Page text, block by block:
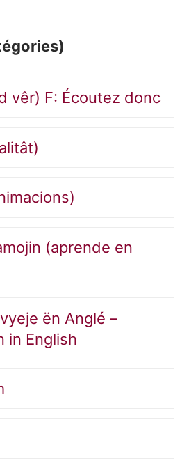
vêr) F: Écoutez donc
(aprende en
ën Anglé –
in English